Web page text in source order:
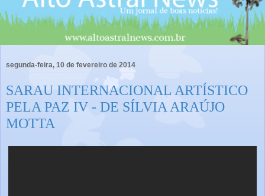
segunda-feira, 10 de fevereiro de 2014
SARAU INTERNACIONAL ARTÍSTICO
PELA PAZ IV - DE SÍLVIA ARAÚJO
MOTTA